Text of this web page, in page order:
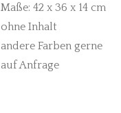
Maße: 42 x 36 x 14 cm
ohne Inhalt
andere Farben gerne
auf Anfrage